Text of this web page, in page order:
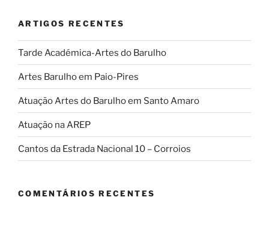
ARTIGOS RECENTES
Tarde Académica-Artes do Barulho
Artes Barulho em Paio-Pires
Atuação Artes do Barulho em Santo Amaro
Atuação na AREP
Cantos da Estrada Nacional 10 – Corroios
COMENTÁRIOS RECENTES